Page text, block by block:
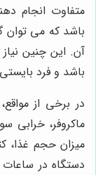
باشد که می توان
آن. این چنین
باشد و فرد
در برخی از
ماکروفر، خرابی
میزان حجم غذا،
دستگاه در